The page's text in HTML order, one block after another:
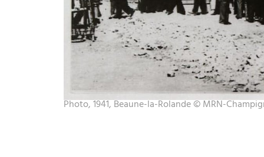
Photo, 1941, Beaune-la-Rolande © MRN-